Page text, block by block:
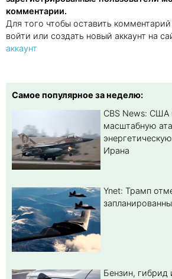
комментарии.
Для того чтобы оставить
войти или создать новый аккаунт на
аккаунт
Самое популярное за неделю:
CBS News: США
масштабную
Ирана
Ynet: Трамп
Бензин, гибрид